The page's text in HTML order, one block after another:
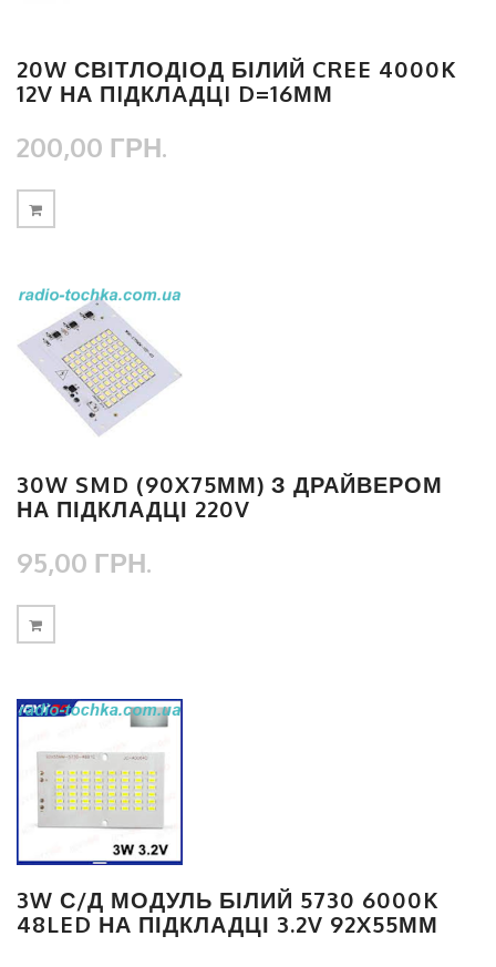
20W СВІТЛОДІОД БІЛИЙ CREE 4000K
12V НА ПIДКЛАДЦI D=16ММ
200,00 ГРН.
30W SMD (90X75ММ) З ДРАЙВЕРОМ
НА ПІДКЛАДЦІ 220V
95,00 ГРН.
3W С/Д МОДУЛЬ БІЛИЙ 5730 6000K
48LED НА ПІДКЛАДЦІ 3.2V 92X55ММ